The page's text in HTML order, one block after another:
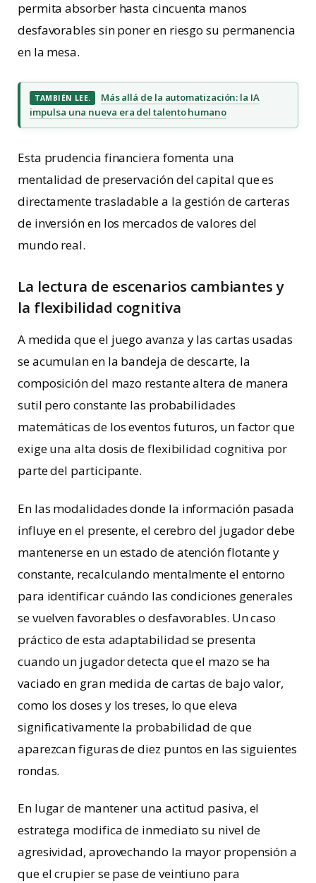
permita absorber hasta cincuenta manos
desfavorables sin poner en riesgo su permanencia
en la mesa.
TAMBIÉN LEE.
Más allá de la automatización: la IA
impulsa una nueva era del talento humano
Esta prudencia financiera fomenta una
mentalidad de preservación del capital que es
directamente trasladable a la gestión de carteras
de inversión en los mercados de valores del
mundo real.
La lectura de escenarios cambiantes y
la flexibilidad cognitiva
A medida que el juego avanza y las cartas usadas
se acumulan en la bandeja de descarte, la
composición del mazo restante altera de manera
sutil pero constante las probabilidades
matemáticas de los eventos futuros, un factor que
exige una alta dosis de flexibilidad cognitiva por
parte del participante.
En las modalidades donde la información pasada
influye en el presente, el cerebro del jugador debe
mantenerse en un estado de atención flotante y
constante, recalculando mentalmente el entorno
para identificar cuándo las condiciones generales
se vuelven favorables o desfavorables. Un caso
práctico de esta adaptabilidad se presenta
cuando un jugador detecta que el mazo se ha
vaciado en gran medida de cartas de bajo valor,
como los doses y los treses, lo que eleva
significativamente la probabilidad de que
aparezcan figuras de diez puntos en las siguientes
rondas.
En lugar de mantener una actitud pasiva, el
estratega modifica de inmediato su nivel de
agresividad, aprovechando la mayor propensión a
que el crupier se pase de veintiuno para